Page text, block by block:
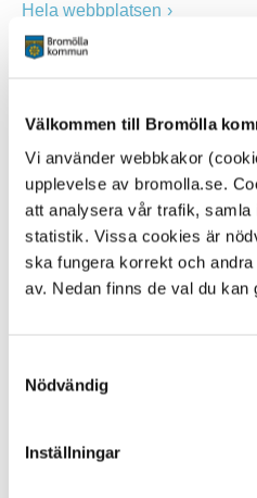
Välkommen till Bromölla
Vi använder webbkakor
upplevelse av bromolla.se.
att analysera vår trafik, samla
statistik. Vissa cookies är
ska fungera korrekt och
av. Nedan finns de val du kan
Nödvändig
Inställningar
Hela webbplatsen
Alla platser
KONTAKT